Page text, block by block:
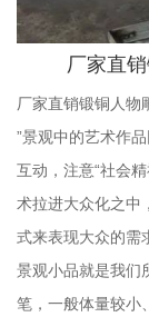
厂家直
厂家直销锻铜人物
”景观中的艺术作
互动，注意“社会
术拉进大众化之中
式来表现大众的需
景观小品就是我们
笔，一般体量较小